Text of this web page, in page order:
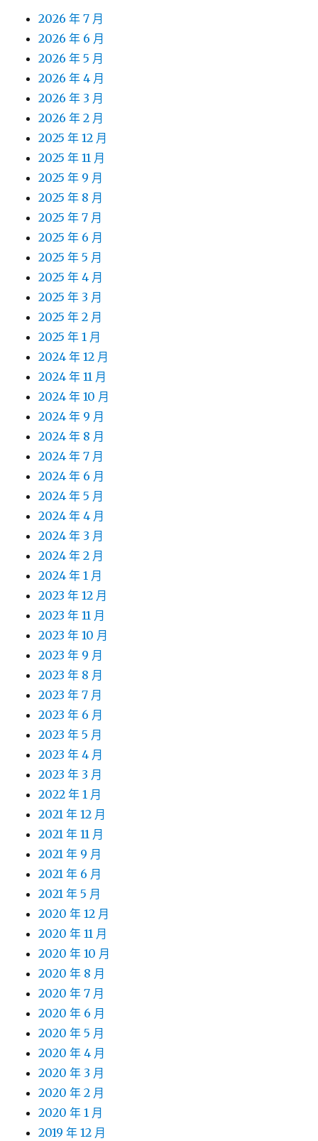
2026 年 7 月
2026 年 6 月
2026 年 5 月
2026 年 4 月
2026 年 3 月
2026 年 2 月
2025 年 12 月
2025 年 11 月
2025 年 9 月
2025 年 8 月
2025 年 7 月
2025 年 6 月
2025 年 5 月
2025 年 4 月
2025 年 3 月
2025 年 2 月
2025 年 1 月
2024 年 12 月
2024 年 11 月
2024 年 10 月
2024 年 9 月
2024 年 8 月
2024 年 7 月
2024 年 6 月
2024 年 5 月
2024 年 4 月
2024 年 3 月
2024 年 2 月
2024 年 1 月
2023 年 12 月
2023 年 11 月
2023 年 10 月
2023 年 9 月
2023 年 8 月
2023 年 7 月
2023 年 6 月
2023 年 5 月
2023 年 4 月
2023 年 3 月
2022 年 1 月
2021 年 12 月
2021 年 11 月
2021 年 9 月
2021 年 6 月
2021 年 5 月
2020 年 12 月
2020 年 11 月
2020 年 10 月
2020 年 8 月
2020 年 7 月
2020 年 6 月
2020 年 5 月
2020 年 4 月
2020 年 3 月
2020 年 2 月
2020 年 1 月
2019 年 12 月